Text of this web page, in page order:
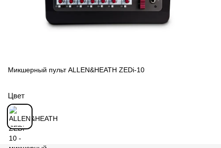
Микшерный пульт ALLEN&HEATH ZEDi-10
Цвет